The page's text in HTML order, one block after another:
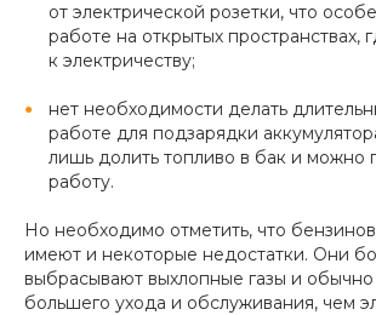
от электрической розетки, что
работе на открытых пространствах,
к электричеству;
нет необходимости делать
работе для подзарядки
лишь долить топливо в бак и можно
работу.
Но необходимо отметить, что
имеют и некоторые недостатки. Они
выбрасывают выхлопные газы и
большего ухода и обслуживания, чем